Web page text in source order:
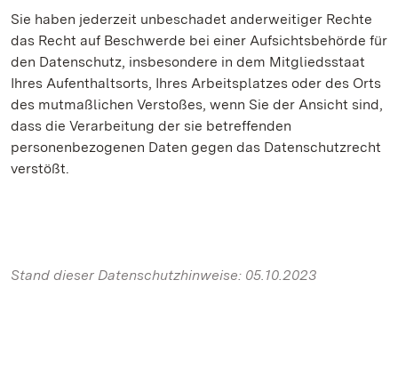
Sie haben jederzeit unbeschadet anderweitiger Rechte
das Recht auf Beschwerde bei einer Aufsichtsbehörde für
den Datenschutz, insbesondere in dem Mitgliedsstaat
Ihres Aufenthaltsorts, Ihres Arbeitsplatzes oder des Orts
des mutmaßlichen Verstoßes, wenn Sie der Ansicht sind,
dass die Verarbeitung der sie betreffenden
personenbezogenen Daten gegen das Datenschutzrecht
verstößt.
Stand dieser Datenschutzhinweise: 05.10.2023